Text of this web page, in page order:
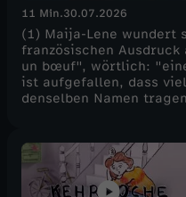
11 Min.30.07.2026
(1) Maija-Lene wundert
französischen
un bœuf", wörtlich:
ist aufgefallen, dass
denselben Namen
Sache? - Und wie